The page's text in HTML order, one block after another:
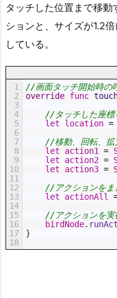
タッチした位置まで移
ションと、サイズが1.2
している。
1
2
3
4
5
6
7
8
9
10
11
12
13
14
15
16
17
18
//画面タッチ開始時の
override func
//タッチした座標
let
location =
//移動、回転、拡
let
action1 =
let
action2 =
let
action3 =
//アクションをま
let
actionAll
//アクションを実
birdNode.
}